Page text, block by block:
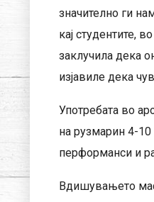
значително ги
кај студентите,
заклучила дека
изјавиле дека
Употребата во
на рузмарин 4-10
перформанси и
Вдишувањето